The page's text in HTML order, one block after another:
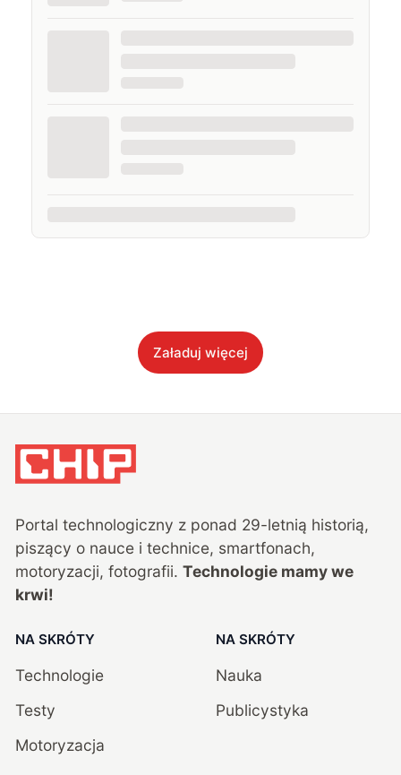
Załaduj więcej
Portal technologiczny z ponad 29-letnią historią,
piszący o nauce i technice, smartfonach,
motoryzacji, fotografii. Technologie mamy we
krwi!
NA SKRÓTY
Technologie
Testy
Motoryzacja
NA SKRÓTY
Nauka
Publicystyka